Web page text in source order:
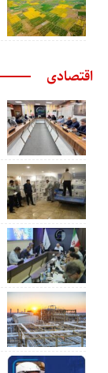
اقتصادی